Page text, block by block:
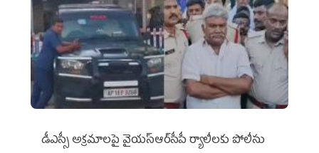
డీఎస్సీ అక్రమాలపై వైయ‌స్ఆర్‌సీపీ ర్యాలీలకు పోలీసు